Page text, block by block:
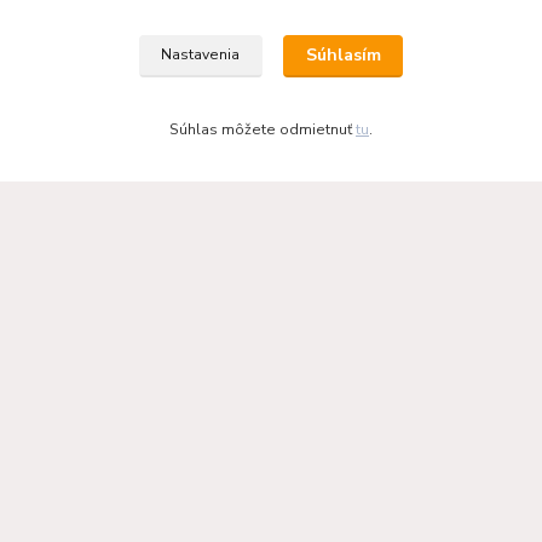
Nastavenia Súhlasím
Súhlas môžete odmietnuťtu.